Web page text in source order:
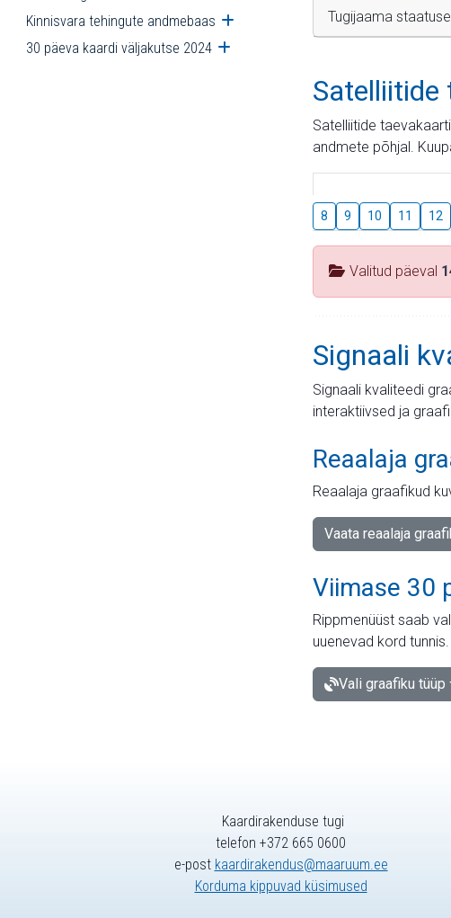
Kinnisvara tehingute andmebaas Ava alammenüü
30 päeva kaardi väljakutse 2024 Ava alammenüü
Tugijaama
Satelliitide
Satelliitide
andmete põhjal.
8 9 10 11 12
Valitud päeval
Signaali
Signaali kvaliteedi
interaktiivsed ja
Reaalaja
Reaalaja graafikud
Vaata reaalaja
Viimase 30
Rippmenüüst saab
uuenevad kord tunnis.
Vali graafiku tüüp
Kaardirakenduse tugi
telefon +372 665 0600
e-post kaardirakendus@maaruum.ee
Korduma kippuvad küsimused